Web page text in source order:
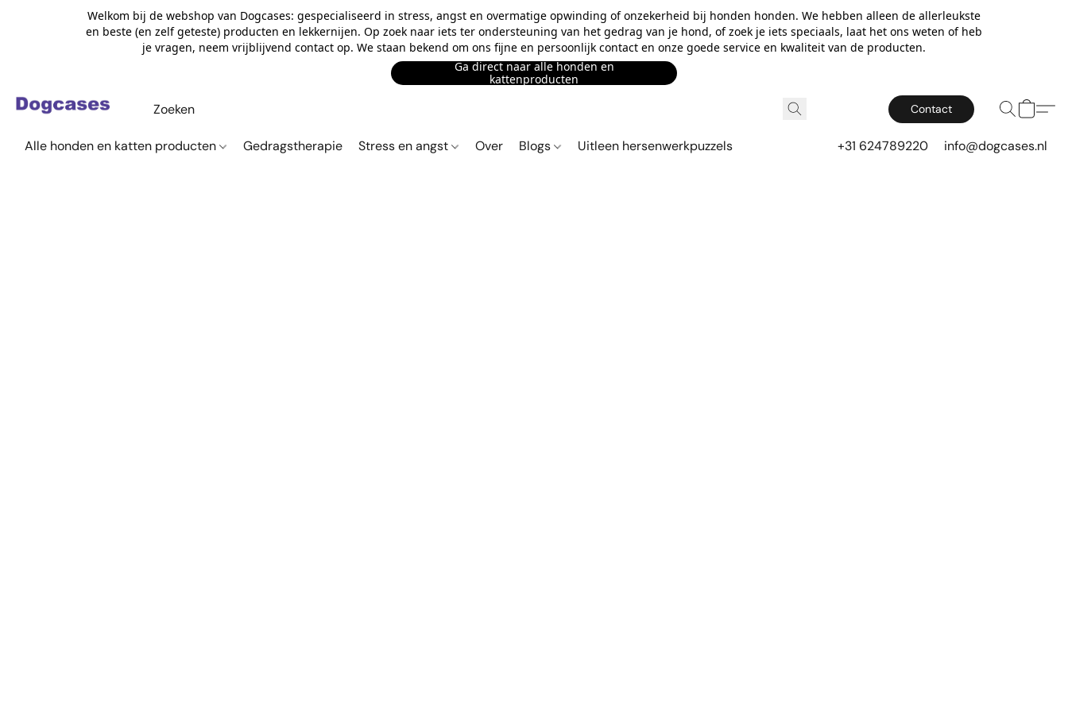
Welkom bij de webshop van Dogcases: gespecialiseerd in stress, angst en overmatige opwinding of onzekerheid bij honden honden. We hebben alleen de allerleukste
en beste (en zelf geteste) producten en lekkernijen. Op zoek naar iets ter ondersteuning van het gedrag van je hond, of zoek je iets speciaals, laat het ons weten of heb
je vragen, neem vrijblijvend contact op. We staan bekend om ons fijne en persoonlijk contact en onze goede service en kwaliteit van de producten.
Ga direct naar alle honden en
kattenproducten
Contact
Alle honden en katten producten Gedragstherapie Stress en angst Over Blogs Uitleen hersenwerkpuzzels +31 624789220 info@dogcases.nl